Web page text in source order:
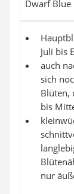
Dwarf Blue
Juli bis
auch
sich
Blüten,
bis
nur